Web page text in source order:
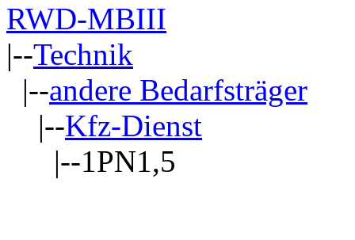
RWD-MBIII
|--Technik
|--andere Bedarfsträger
|--Kfz-Dienst
|--1PN1,5